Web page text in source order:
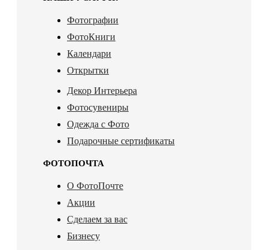
Фотографии
ФотоКниги
Календари
Открытки
Декор Интерьера
Фотосувениры
Одежда с Фото
Подарочные сертификаты
ФОТОПОЧТА
О ФотоПочте
Акции
Сделаем за вас
Бизнесу